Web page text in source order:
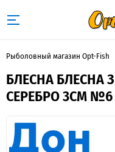
Рыболовный магазин Opt-Fish
БЛЕСНА БЛЕСНА
СЕРЕБРО 3СМ